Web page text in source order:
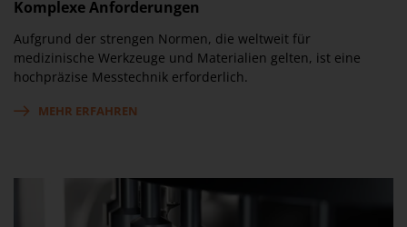
Komplexe Anforderungen
Aufgrund der strengen Normen, die weltweit für
medizinische Werkzeuge und Materialien gelten, ist eine
hochpräzise Messtechnik erforderlich.
MEHR ERFAHREN